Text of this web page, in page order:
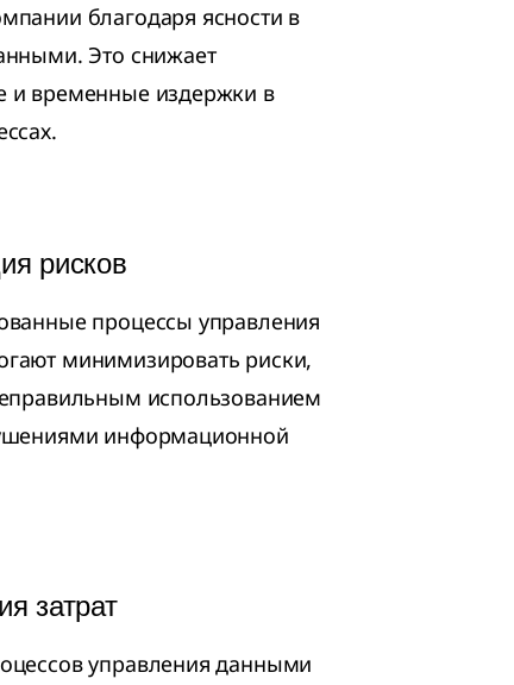
благодаря ясности в
Это снижает
и временные издержки в
рисков
процессы управления
минимизировать риски,
использованием
информационной
затрат
управления данными